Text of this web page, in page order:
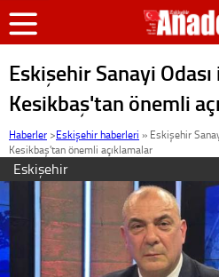
Eskişehir Sanayi
Kesikbaş'tan önemli
Haberler >Eskişehir haberleri » Eskişehir
Kesikbaş'tan önemli açıklamalar
Eskişehir